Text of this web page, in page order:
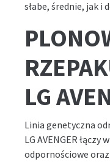
słabe, średnie, jak i
LG
Linia genetyczna
LG AVENGER
odpornościowe